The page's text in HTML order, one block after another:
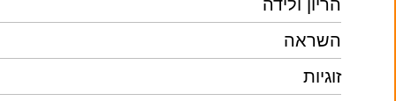
הריון ולידה
השראה
זוגיות